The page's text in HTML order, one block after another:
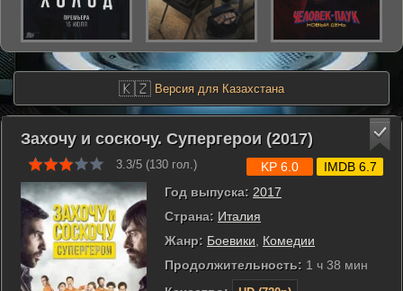
🇰🇿 Версия для Казахстана
Захочу и соскочу. Супергерои (2017)
3.3/5 (130 гол.)
Год выпуска: 2017
Страна: Италия
Жанр: Боевики
Комедии
Продолжительность: 1 ч 38 мин
KP 6.0 IMDB 6.7